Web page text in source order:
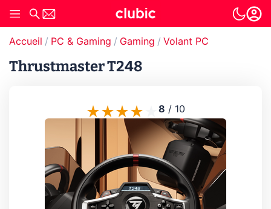
Accueil PC & Gaming Gaming Volant PC
Thrustmaster T248
8 / 10